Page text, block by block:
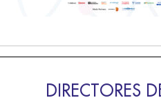
DIRECTORES